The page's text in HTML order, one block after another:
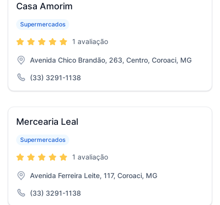
Casa Amorim
Supermercados
1 avaliação
Avenida Chico Brandão, 263, Centro, Coroaci, MG
(33) 3291-1138
Mercearia Leal
Supermercados
1 avaliação
Avenida Ferreira Leite, 117, Coroaci, MG
(33) 3291-1138